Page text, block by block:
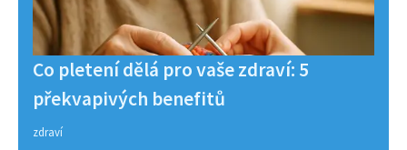
Co pletení dělá pro vaše zdraví: 5
překvapivých benefitů
zdraví